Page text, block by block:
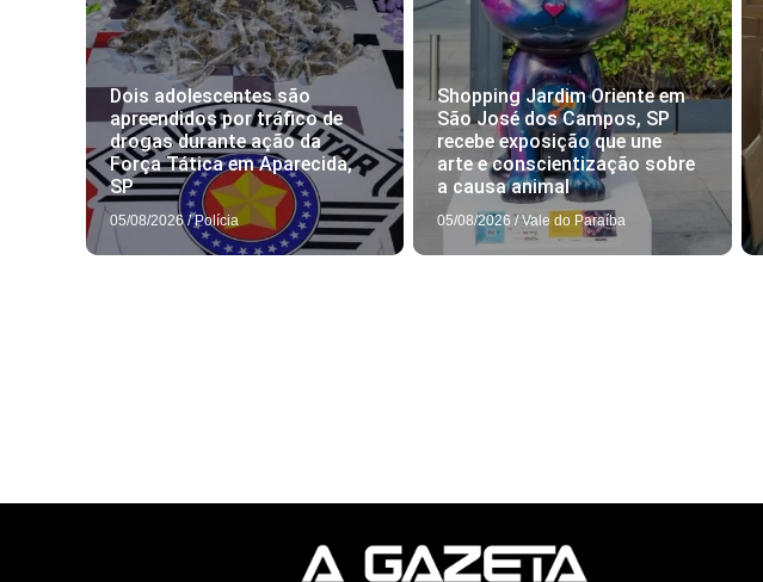
Dois adolescentes são
apreendidos por tráfico de
drogas durante ação da
Força Tática em Aparecida,
SP
05/08/2026 / Polícia
Shopping Jardim Oriente em
São José dos Campos, SP
recebe exposição que une
arte e conscientização sobre
a causa animal
05/08/2026 / Vale do Paraíba